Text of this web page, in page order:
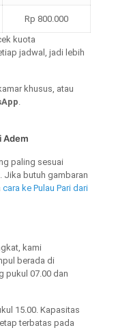
Rp 800.000
kuota
jadwal, jadi lebih
khusus, atau
.
Adem
paling sesuai
Jika butuh gambaran
cara ke Pulau Pari dari
kami
berada di
pukul 07.00 dan
15.00. Kapasitas
terbatas pada